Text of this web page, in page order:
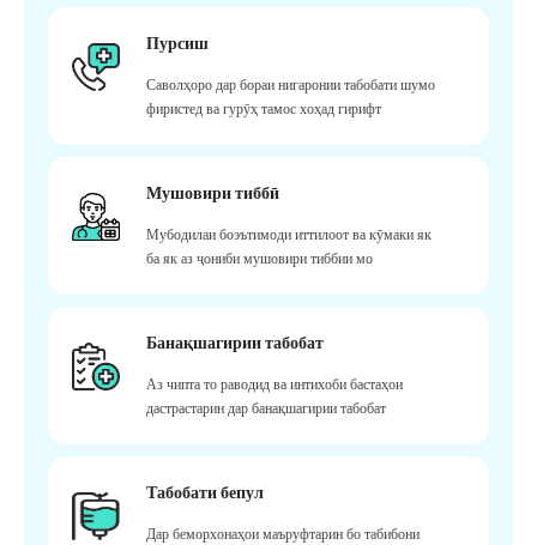
Пурсиш
Саволҳоро дар бораи нигаронии табобати шумо
фиристед ва гурӯҳ тамос хоҳад гирифт
Мушовири тиббӣ
Мубодилаи боэътимоди иттилоот ва кӯмаки як
ба як аз ҷониби мушовири тиббии мо
Банақшагирии табобат
Аз чипта то раводид ва интихоби бастаҳои
дастрастарин дар банақшагирии табобат
Табобати бепул
Дар беморхонаҳои маъруфтарин бо табибони